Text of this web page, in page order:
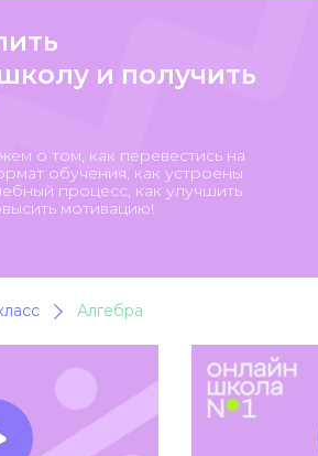
и получить
о том, как перевестись на
обучения, как устроены
процесс, как улучшить
мотивацию!
Алгебра